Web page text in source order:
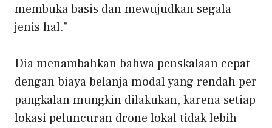
membuka basis dan mewujudkan segala
jenis hal.”
Dia menambahkan bahwa penskalaan cepat
dengan biaya belanja modal yang rendah ⁠per
pangkalan mungkin dilakukan, karena setiap
lokasi peluncuran drone lokal tidak lebih